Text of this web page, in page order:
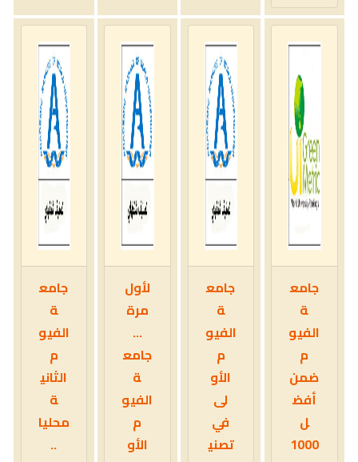
جامع
ة
الفيو
م
ضمن
أفض
ل
1000
جامع
ة
الفيو
م
الأو
لى
في
تصني
لأول
مرة
...
جامع
ة
الفيو
م
الأو
جامع
ة
الفيو
م
الثاني
ة
محليا
..